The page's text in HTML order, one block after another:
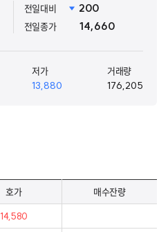
전일대비
200
전일종가
14,660
저가
13,880
거래량
176,205
호가 매수잔량
14,580